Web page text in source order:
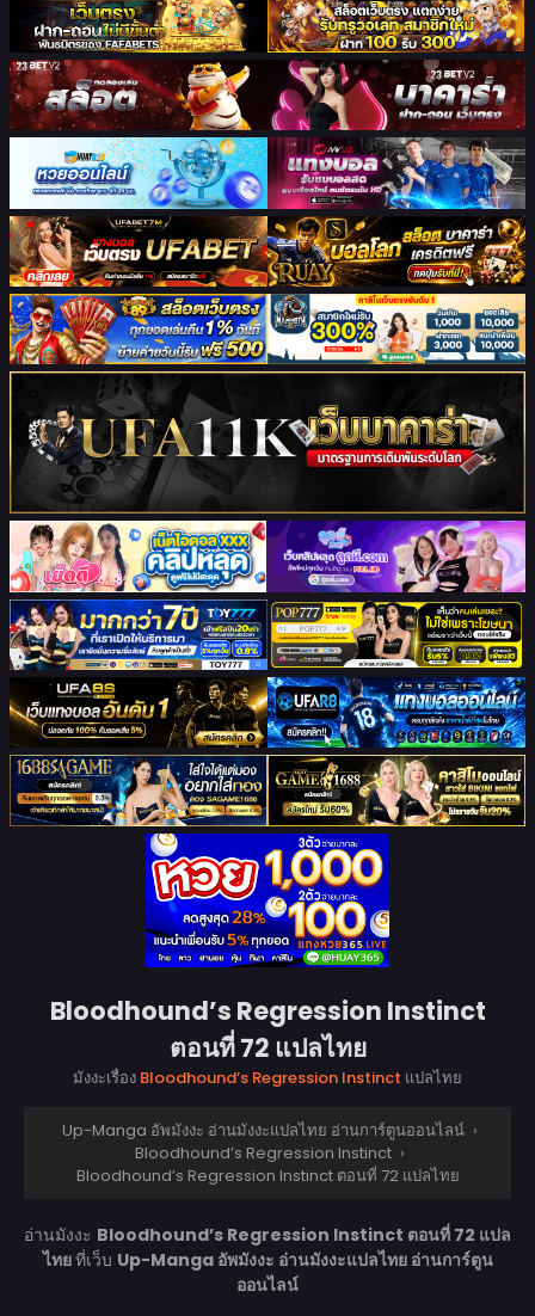
Bloodhound’s Regression Instinct
ตอนที่ 72 แปลไทย
มังงะเรื่อง Bloodhound’s Regression Instinct แปลไทย
Up-Manga อัพมังงะ อ่านมังงะแปลไทย อ่านการ์ตูนออนไลน์ ›
Bloodhound’s Regression Instinct ›
Bloodhound’s Regression Instinct ตอนที่ 72 แปลไทย
อ่านมังงะ Bloodhound’s Regression Instinct ตอนที่ 72 แปล
ไทยที่เว็บ Up-Manga อัพมังงะ อ่านมังงะแปลไทย อ่านการ์ตูน
ออนไลน์